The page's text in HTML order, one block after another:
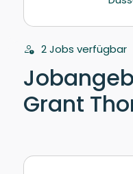
2 Jobs verfügbar
Grant